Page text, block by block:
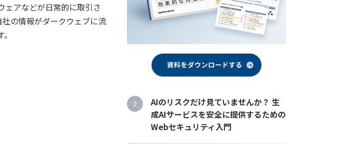
ェアなどが日常的に取引さ
の情報がダークウェブに流
AIのリスクだけ見ていませんか？ 生
成AIサービスを安全に提供するための
Webセキュリティ入門